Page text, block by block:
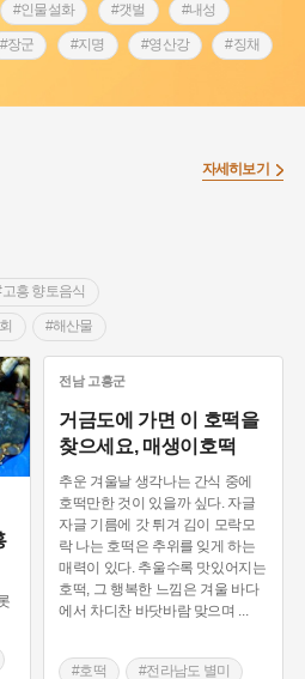
#인물설화 #갯벌 #내성
#장군 #지명 #영산강 #징채
#낙성대
#목민관
구 #제주도설화
문신 #3.1운동 #애민
#28독립선언
을 #전설 #박물관
#공예품 #원호원두표묘역 #용인
#대한민국임시정부 #염전
성 #동화 #생활용품
#부산 #항일투쟁
흥 향토음식
#해산물
자세히보기
전남 고흥군
거금도에 가면 이 호떡을
찾으세요, 매생이호떡
추운 겨울날 생각나는 간식 중에
호떡만한 것이 있을까 싶다. 자글
자글 기름에 갓 튀겨 김이 모락모
락 나는 호떡은 추위를 잊게 하는
매력이 있다. 추울수록 맛있어지는
호떡, 그 행복한 느낌은 겨울 바다
에서 차디찬 바닷바람 맞으며
#호떡 #전라남도 별미